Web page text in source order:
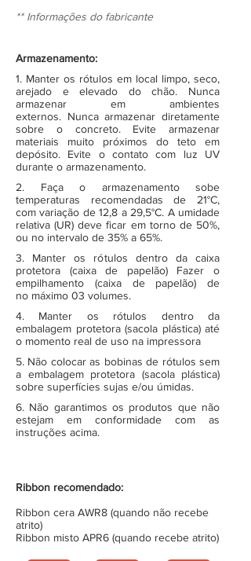
** Informações do fabricante
Armazenamento:
1. Manter os rótulos em local limpo, seco,
arejado e elevado do chão. Nunca
armazenar em ambientes
externos. Nunca armazenar diretamente
sobre o concreto. Evite armazenar
materiais muito próximos do teto em
depósito. Evite o contato com luz UV
durante o armazenamento.
2. Faça o armazenamento sobe
temperaturas recomendadas de 21°C,
com variação de 12,8 a 29,5°C. A umidade
relativa (UR) deve ficar em torno de 50%,
ou no intervalo de 35% a 65%.
3. Manter os rótulos dentro da caixa
protetora (caixa de papelão) Fazer o
empilhamento (caixa de papelão) de
no máximo 03 volumes.
4. Manter os rótulos dentro da
embalagem protetora (sacola plástica) até
o momento real de uso na impressora
5. Não colocar as bobinas de rótulos sem
a embalagem protetora (sacola plástica)
sobre superfícies sujas e/ou úmidas.
6. Não garantimos os produtos que não
estejam em conformidade com as
instruções acima.
Ribbon recomendado:
Ribbon cera AWR8 (quando não recebe
atrito)
Ribbon misto APR6 (quando recebe atrito)